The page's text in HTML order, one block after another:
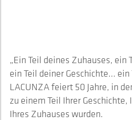
„Ein Teil deines Zuhauses, ein
ein Teil deiner Geschichte... ein
LACUNZA feiert 50 Jahre, in
zu einem Teil Ihrer Geschichte,
Ihres Zuhauses wurden.